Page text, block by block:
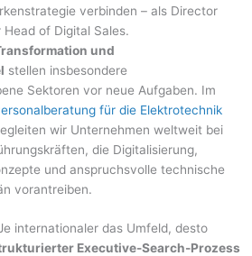
verbinden – als Director
of Digital Sales.
und
stellen insbesondere
Sektoren vor neue Aufgaben. Im
für die Elektrotechnik
wir Unternehmen weltweit bei
die Digitalisierung,
und anspruchsvolle technische
vorantreiben.
internationaler das Umfeld, desto
Executive-Search-Prozess